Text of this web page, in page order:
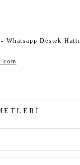
Whatsapp Destek Hattı